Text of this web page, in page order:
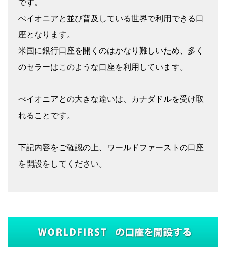
です。
ぺイオニアと並び普及している世界で利用できる口
座となります。
米国に銀行口座を開くのはかなり難しいため、多く
のセラーはこのような口座を利用しています。
ぺイオニアとの大きな違いは、カナダドルを受け取
れることです。
下記内容をご確認の上、ワールドファーストの口座
を開設をしてください。